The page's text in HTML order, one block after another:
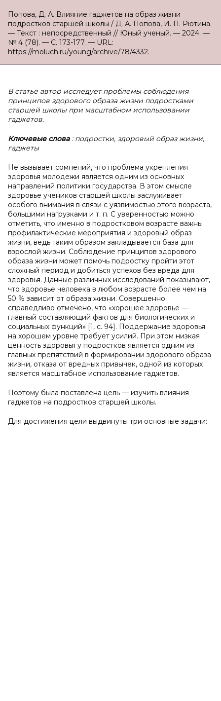
Попова, Д. А. Влияние гаджетов на образ жизни
подростков старшей школы / Д. А. Попова, И. П. Рютина.
— Текст : непосредственный // Юный ученый. — 2024. —
№ 4 (78). — С. 173-177. — URL:
https://moluch.ru/young/archive/78/4332.
В статье автор исследует проблемы соблюдения
принципов здорового образа жизни подростками
старшей школы при масштабном использовании
гаджетов.
Ключевые слова : подростки, здоровый образ жизни,
гаджеты
Не вызывает сомнений, что проблема укрепления
здоровья молодежи является одним из основных
направлений политики государства. В этом смысле
здоровье учеников старшей школы заслуживает
особого внимания в связи с уязвимостью этого возраста,
большими нагрузками и т. п. С уверенностью можно
отметить, что именно в подростковом возрасте важны
профилактические мероприятия и здоровый образ
жизни, ведь таким образом закладывается база для
взрослой жизни. Соблюдение принципов здорового
образа жизни может помочь подростку пройти этот
сложный период и добиться успехов без вреда для
здоровья. Данные различных исследований показывают,
что здоровье человека в любом возрасте более чем на
50 % зависит от образа жизни. Совершенно
справедливо отмечено, что «хорошее здоровье —
главный составляющий фактов для биологических и
социальных функций» [1, с. 94]. Поддержание здоровья
на хорошем уровне требует усилий. При этом низкая
ценность здоровья у подростков является одним из
главных препятствий в формировании здорового образа
жизни, отказа от вредных привычек, одной из которых
является масштабное использование гаджетов.
Поэтому была поставлена цель — изучить влияния
гаджетов на подростков старшей школы.
Для достижения цели выдвинуты три основные задачи: